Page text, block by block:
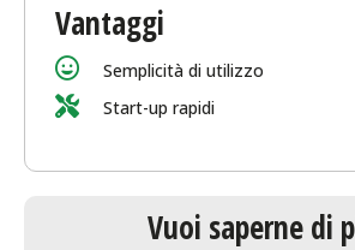
Vantaggi
Semplicità di utilizzo
Start-up rapidi
Vuoi saperne di